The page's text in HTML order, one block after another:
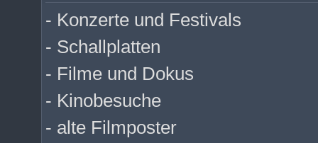
- Konzerte und Festivals
- Schallplatten
- Filme und Dokus
- Kinobesuche
- alte Filmposter